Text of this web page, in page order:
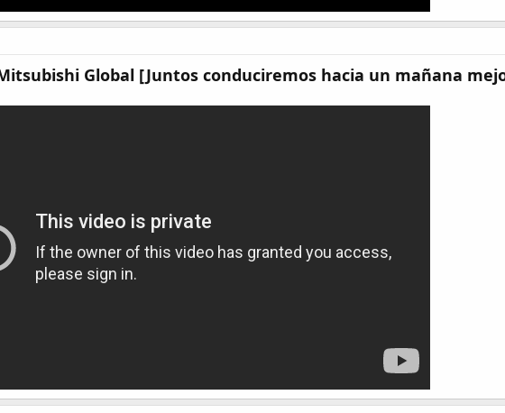
Global [Juntos conduciremos hacia un mañana